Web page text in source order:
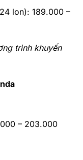
lon): 189.000 –
trình khuyến
– 203.000